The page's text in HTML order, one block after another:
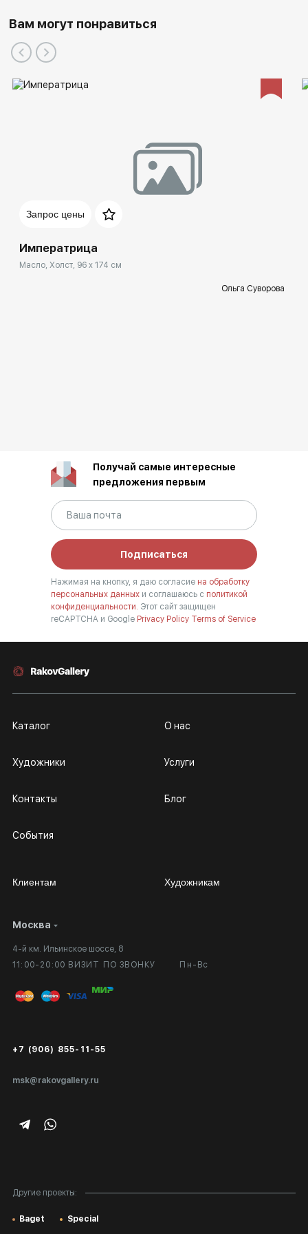
Швейцария.
2014 - Галерея ART&SHOCK, Моска-сити, Москва,
Россия.
2014 - Галерея "THE GOOD ART COMPANY",
Вам могут понравиться
Запрос цены
Императрица
Масло, Холст, 96 x 174 см
Ольга Суворова
Получай самые интересные
предложения первым
Подписаться
Нажимая на кнопку, я даю согласие на обработку
персональных данных и соглашаюсь с политикой
конфиденциальности. Этот сайт защищен
reCAPTCHA и Google Privacy Policy Terms of Service
Москва
4-й км. Ильинское шоссе, 8
11:00-20:00 ВИЗИТ ПО ЗВОНКУ
Пн-Вс
msk@rakovgallery.ru
+7 (906) 855-11-55
Каталог
Художники
Контакты
События
О нас
Услуги
Блог
Другие проекты:
Baget Special
Клиентам
Личный кабинет
Вопросы и ответы
Публичная оферта
Экспертиза/Вывоз за границу
Подарочные сертификаты
Художникам
Сотрудничество
Выставка в галерее